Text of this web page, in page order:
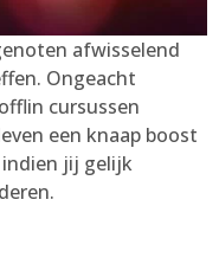
afwisselend
Ongeacht
cursussen
een knaap boost
jij gelijk